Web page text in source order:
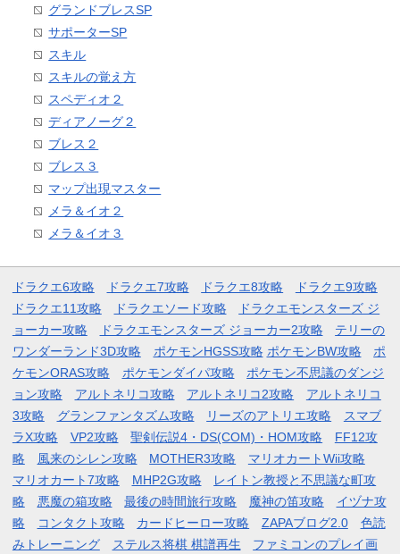
グランドブレスSP
サポーターSP
スキル
スキルの覚え方
スペディオ２
ディアノーグ２
ブレス２
ブレス３
マップ出現マスター
メラ＆イオ２
メラ＆イオ３
ドラクエ6攻略 ドラクエ7攻略 ドラクエ8攻略
ドラクエ9攻略
ドラクエ11攻略
ドラクエソード攻略
ドラクエモンスターズ ジ
ョーカー攻略
ドラクエモンスターズ ジョーカー2攻略
テリーの
ワンダーランド3D攻略
ポケモンHGSS攻略 ポケモンBW攻略
ポ
ケモンORAS攻略
ポケモンダイパ攻略
ポケモン不思議のダンジ
ョン攻略
アルトネリコ攻略 アルトネリコ2攻略
アルトネリコ
3攻略
グランファンタズム攻略 リーズのアトリエ攻略
スマブ
ラX攻略
VP2攻略 聖剣伝説4・DS(COM)・HOM攻略
FF12攻
略
風来のシレン攻略 MOTHER3攻略
マリオカートWii攻略
マリオカート7攻略
MHP2G攻略
レイトン教授と不思議な町攻
略
悪魔の箱攻略 最後の時間旅行攻略 魔神の笛攻略
イヅナ攻
略
コンタクト攻略 カードヒーロー攻略 ZAPAブログ2.0
色読
みトレーニング
ステルス将棋 棋譜再生 ファミコンのプレイ画